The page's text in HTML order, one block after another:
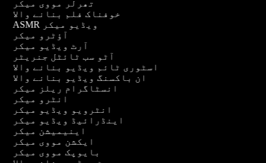
تھرلر مووی میکر
خوفناک فلم بنانے والا
ASMR ویڈیو میکر
آؤٹرو میکر
آرٹ ویڈیو میکر
آٹو سب ٹائٹل جنریٹر
اسٹوری ٹائم ویڈیو بنانے والا
ان باکسنگ ویڈیو بنانے والا
انسٹاگرام ریلز میکر
انٹرو میکر
انٹرویو ویڈیو میکر
اینڈرائیڈ ویڈیو میکر
اینیمیشن میکر
ایکشن مووی میکر
بایوپک مووی میکر